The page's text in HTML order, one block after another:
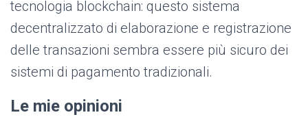
tecnologia blockchain: questo sistema
decentralizzato di elaborazione e registrazione
delle transazioni sembra essere più sicuro dei
sistemi di pagamento tradizionali.
Le mie opinioni